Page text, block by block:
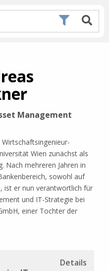
Management
Wien zunächst als
Nach mehreren Jahren in
sowohl auf
ist er nun verantwortlich für
und IT-Strategie bei
einer Tochter der
Details